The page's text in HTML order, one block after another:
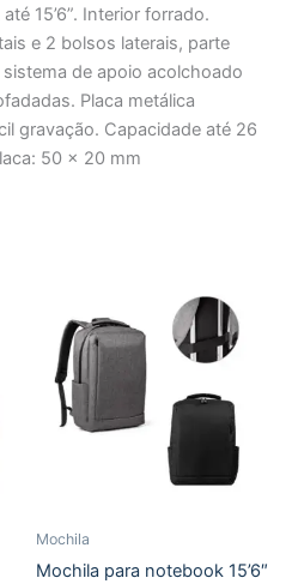
15’6”. Interior forrado.
e 2 bolsos laterais, parte
de apoio acolchoado
Placa metálica
gravação. Capacidade até 26
50 x 20 mm
Mochila
Mochila para notebook 15’6″